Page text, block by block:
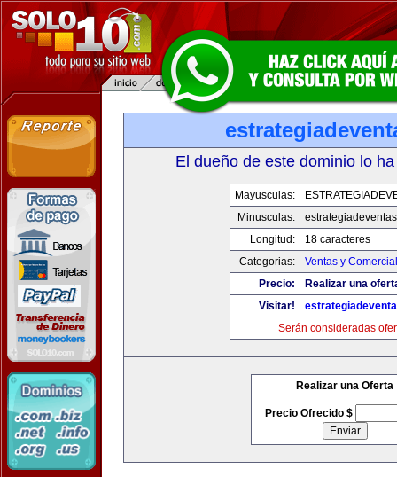
El dueño de este dominio lo
Mayusculas:
Minusculas:
Longitud:
18 caracteres
Categorias:
Ventas y
Precio:
Realizar una
Visitar!
Serán consideradas
Realizar una Oferta
Precio Ofrecido $